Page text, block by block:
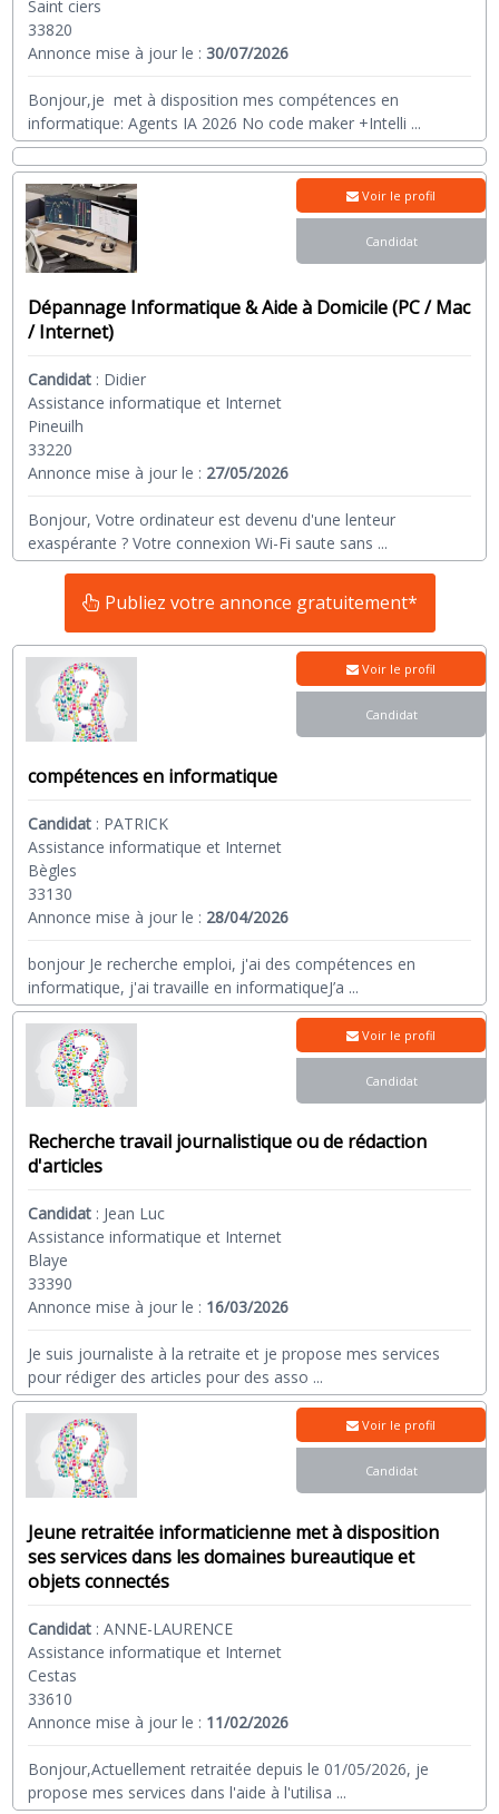
Saint ciers
33820
Annonce mise à jour le :30/07/2026
Bonjour,je met à disposition mes compétences en
informatique: Agents IA 2026 No code maker +Intelli ...
Dépannage Informatique & Aide à Domicile (PC / Mac
/ Internet)
Candidat : Didier
Assistance informatique et Internet
Pineuilh
33220
Annonce mise à jour le : 27/05/2026
Bonjour, Votre ordinateur est devenu d'une lenteur
exaspérante ? Votre connexion Wi-Fi saute sans ...
Voir le profil
Candidat
Publiez votre annonce gratuitement*
compétences en informatique
Candidat : PATRICK
Assistance informatique et Internet
Bègles
33130
Annonce mise à jour le : 28/04/2026
bonjour Je recherche emploi, j'ai des compétences en
informatique, j'ai travaille en informatiqueJ’a ...
Voir le profil
Candidat
Recherche travail journalistique ou de rédaction
d'articles
Candidat : Jean Luc
Assistance informatique et Internet
Blaye
33390
Annonce mise à jour le : 16/03/2026
Je suis journaliste à la retraite et je propose mes services
pour rédiger des articles pour des asso ...
Voir le profil
Candidat
Jeune retraitée informaticienne met à disposition
ses services dans les domaines bureautique et
objets connectés
Candidat :ANNE-LAURENCE
Assistance informatique et Internet
Cestas
33610
Annonce mise à jour le : 11/02/2026
Bonjour,Actuellement retraitée depuis le 01/05/2026, je
propose mes services dans l'aide à l'utilisa ...
Voir le profil
Candidat